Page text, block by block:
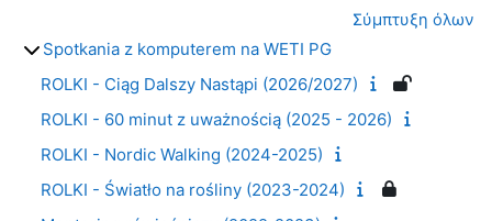
Σύμπτυξη όλων
Spotkania z komputerem na WETI PG
ROLKI - Ciąg Dalszy Nastąpi (2026/2027)
ROLKI - 60 minut z uważnością (2025 - 2026)
ROLKI - Nordic Walking (2024-2025)
ROLKI - Światło na rośliny (2023-2024)